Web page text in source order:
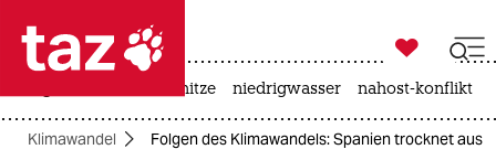
 taz zahl ich
taz zahl ich

taz zahl ich
hitze niedrigwasser nahost-konflikt
Klimawandel Folgen des Klimawandels: Spanien trocknet aus